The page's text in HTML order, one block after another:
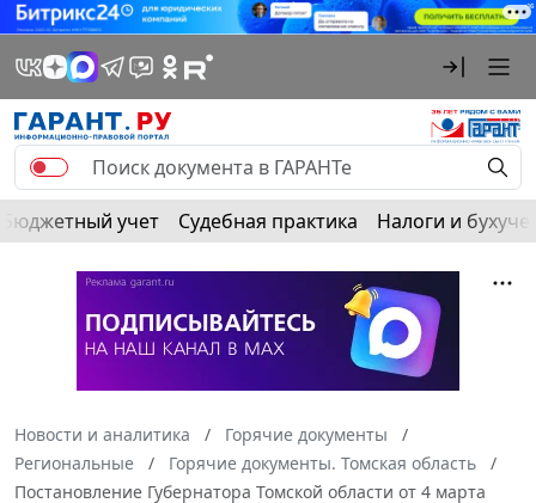
Бюджетный учет Судебная практика Налоги и
Новости и аналитика
Горячие документы
Региональные
Горячие документы. Томская область
Постановление Губернатора Томской области от 4 марта